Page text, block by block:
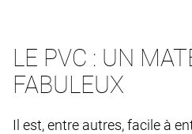
LE PVC : UN
FABULEUX
Il est, entre autres, facile à